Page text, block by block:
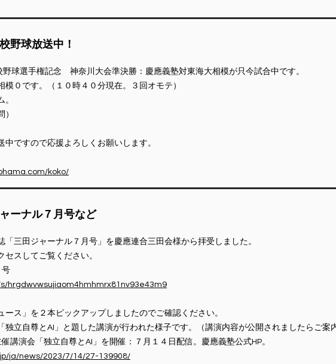
野球放送中！
球選手権記念 神奈川大会準決勝：慶應義塾対東海大相模が只今試合中です。
模０です。（１０時４０分現在。３回オモテ）
。
）
中ですので応援よろしくお願いします。
koko/
ーナル７月号など
「三田ジャーナル７月号」を慶應連合三田会様から拝受しました。
セスしてご覧ください。
号
hrgdwvwsujiaom4hmhmrx81nv93e43m9
ース」を２本ピックアップしましたのでご確認ください。
独立自尊とAI」と題した講演が行われた様子です。（講演内容が公開されましたらご案
講演会「独立自尊とAI」を開催：７月１４日配信。慶應義塾公式HP。
ja/news/2023/7/14/27-139908/